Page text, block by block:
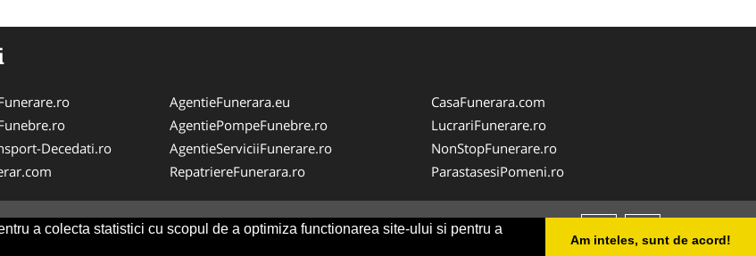
a colecta statistici cu scopul de a optimiza functionarea site-ului si pentru a
Am inteles, sunt de acord!
Decedati.ro
AgentieFunerara.eu
AgentiePompeFunebre.ro
AgentieServiciiFunerare.ro
RepatriereFunerara.ro
CasaFunerara.com
LucrariFunerare.ro
NonStopFunerare.ro
ParastasesiPomeni.ro
ANPC SOL